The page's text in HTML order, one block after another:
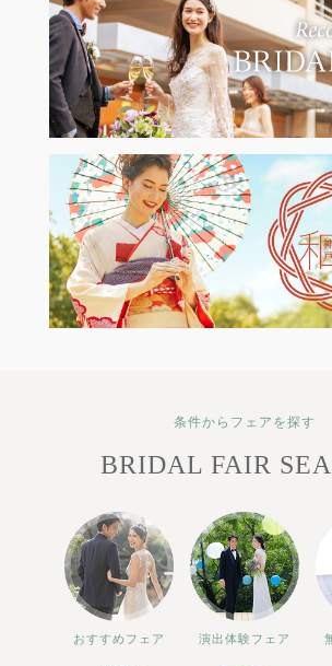
条件からフェアを探す
BRIDAL FAIR
おすすめフェア 演出体験フェア